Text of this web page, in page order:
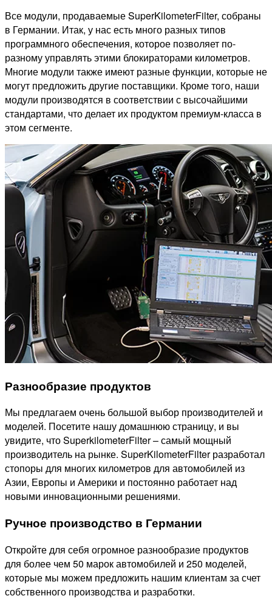
Все модули, продаваемые SuperKilometerFilter, собраны
в Германии. Итак, у нас есть много разных типов
программного обеспечения, которое позволяет по-
разному управлять этими блокираторами километров.
Многие модули также имеют разные функции, которые не
могут предложить другие поставщики. Кроме того, наши
модули производятся в соответствии с высочайшими
стандартами, что делает их продуктом премиум-класса в
этом сегменте.
Разнообразие продуктов
Мы предлагаем очень большой выбор производителей и
моделей. Посетите нашу домашнюю страницу, и вы
увидите, что SuperkilometerFilter – самый мощный
производитель на рынке. SuperKilometerFilter разработал
стопоры для многих километров для автомобилей из
Азии, Европы и Америки и постоянно работает над
новыми инновационными решениями.
Ручное производство в Германии
Откройте для себя огромное разнообразие продуктов
для более чем 50 марок автомобилей и 250 моделей,
которые мы можем предложить нашим клиентам за счет
собственного производства и разработки.